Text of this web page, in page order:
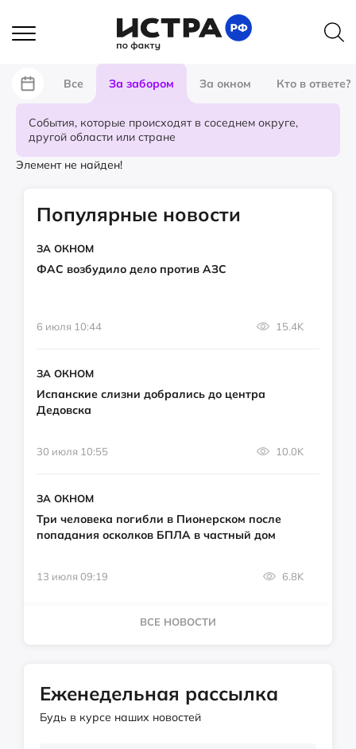
Все За забором За окном Кто в ответе?
События, которые происходят в соседнем округе,
другой области или стране
Элемент не найден!
Популярные новости
ЗА ОКНОМ
ФАС возбудило дело против АЗС
6 июля 10:44 15.4K
ЗА ОКНОМ
Испанские слизни добрались до центра
Дедовска
30 июля 10:55 10.0K
ЗА ОКНОМ
Три человека погибли в Пионерском после
попадания осколков БПЛА в частный дом
13 июля 09:19 6.8K
ВСЕ НОВОСТИ
Еженедельная рассылка
Будь в курсе наших новостей